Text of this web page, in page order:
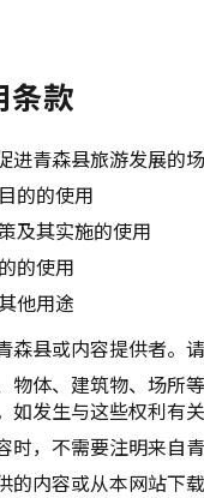
条款
进青森县旅游发展的
的的使用
及其实施的使用
的使用
他用途
森县或内容提供者。
物体、建筑物、场所
如发生与这些权利有
，不需要注明来自青
的内容或从本网站下